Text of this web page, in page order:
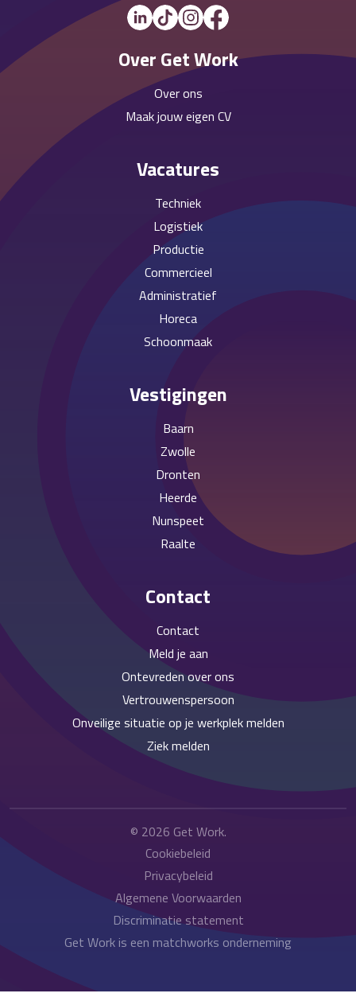
Over Get Work
Over ons
Maak jouw eigen CV
Vacatures
Techniek
Logistiek
Productie
Commercieel
Administratief
Horeca
Schoonmaak
Vestigingen
Baarn
Zwolle
Dronten
Heerde
Nunspeet
Raalte
Contact
Contact
Meld je aan
Ontevreden over ons
Vertrouwenspersoon
Onveilige situatie op je werkplek melden
Ziek melden
© 2026 Get Work.
Cookiebeleid
Privacybeleid
Algemene Voorwaarden
Discriminatie statement
Get Work is een matchworks onderneming